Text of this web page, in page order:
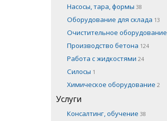
Насосы, тара, формы 38
Оборудование для склада 13
Очистительное оборудование
Производство бетона 124
Работа с жидкостями 24
Силосы 1
Химическое оборудование 2
Услуги
Консалтинг, обучение 38